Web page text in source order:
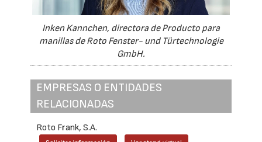
Inken Kannchen, directora de Producto para
manillas de Roto Fenster- und Türtechnologie
GmbH.
EMPRESAS O ENTIDADES
RELACIONADAS
Roto Frank, S.A.